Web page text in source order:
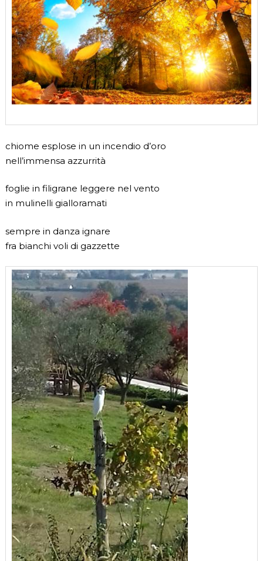
chiome esplose in un incendio d’oro
nell’immensa azzurrità
foglie in filigrane leggere nel vento
in mulinelli gialloramati
sempre in danza ignare
fra bianchi voli di gazzette